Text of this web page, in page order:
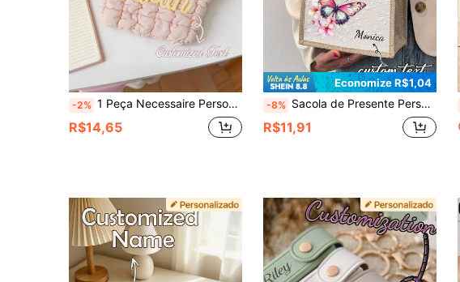
-2% 1 Peça Necessaire Personalizável com Nome, Nécessaire Cosmético Bordado Personalizado, Bolsa de Viagem Acolchoada de Grande Capacidade, Presente para Damas de Honra
R$14,65
Economize R$1,04
-8% Sacola de Presente Personalizada com Nome, Sacola de Lona Personalizada para Damas de Honra, Sacola de Praia para Damas de Honra, Presente para Damas de Honra, Sacola de Presente para Damas de Honra, Sacola de Casamento, Presente para Festa de Casamento, Suprimentos de Presente de Natal, Amor Eterno
R$11,91